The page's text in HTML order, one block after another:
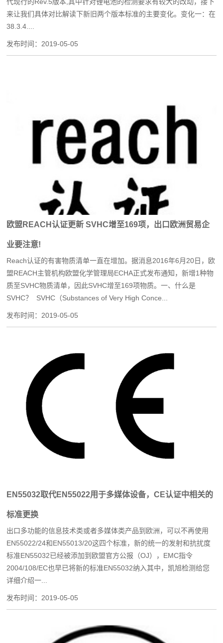
来让我们具体对比解读下新旧两个版本标准的主要变化。变化一：在
38.3.4....
发布时间： 2019-05-05
欧盟REACH认证更新 SVHC增至169项，出口欧洲贸易企
业要注意!
Reach认证的有害物质清单一直在增加。据消息2016年6月20日，欧
盟REACH主管机构欧盟化学管理局ECHA正式发布通知，新增1种物
质至SVHC物质清单，因此SVHC增至169项物质。一、什么是
SVHC？ SVHC（Substances of Very High Conce...
发布时间： 2019-05-05
EN55032取代EN55022用于多媒体设备，CE认证中相关的
标准更换
出口多功能的信息技术类或者多媒体类产品到欧洲，可以不再使用
EN55022/24和EN55013/20这四个标准，新的统一的发射和抗扰度
标准EN55032已经被添加到欧盟官方公报（OJ），EMC指令
2004/108/EC也早已将新的标准EN55032纳入其中，凯旭检测给您
详细介绍一...
发布时间： 2019-05-05